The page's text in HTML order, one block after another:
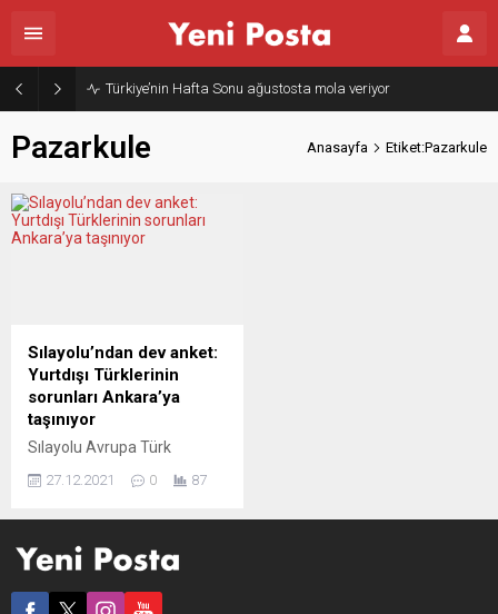
Türkiye’nin Hafta Sonu ağustosta mola veriyor
Pazarkule Anasayfa Etiket:Pazarkule
Sılayolu’ndan dev anket:
Yurtdışı Türklerinin
sorunları Ankara’ya
taşınıyor
Sılayolu Avrupa Türk
yurtdışındaki Türkiye
katıldığı bir anket
çözüm önerilerinin yer aldığı
27.12.2021 0 87